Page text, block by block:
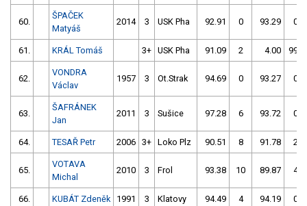
60.
ŠPAČEK
Matyáš
2014 3 USK Pha 92.91 0 93.29 0
61. KRÁL Tomáš 3+ USK Pha 91.09 2 4.00 999
62.
VONDRA
Václav
1957 3 Ot.Strak 94.69 0 93.27 0
63.
ŠAFRÁNEK
Jan
2011 3 Sušice 97.28 6 93.72 0
64. TESAŘ Petr 2006 3+ Loko Plz 90.51 8 91.78 2
65.
VOTAVA
Michal
2010 3 Frol 93.38 10 89.87 4
66. KUBÁT Zdeněk 1991 3 Klatovy 94.49 4 94.19 0